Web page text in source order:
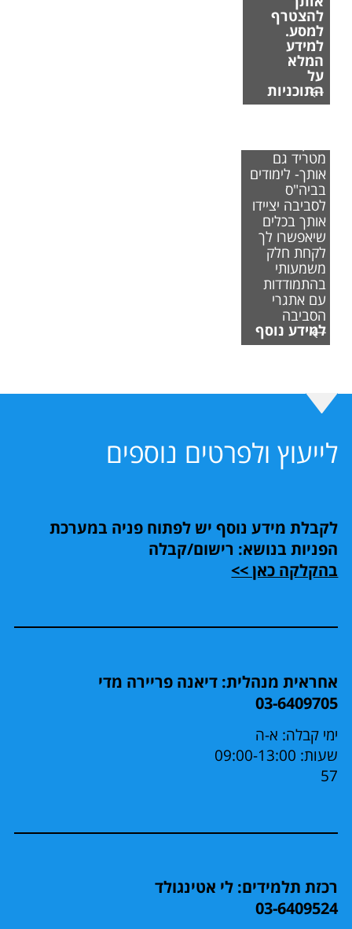
להצטרף
למסע.
למידע
המלא
על
התוכניות
מטריד גם
אותך- לימודים
בביה"ס
לסביבה יציידו
אותך בכלים
שיאפשרו לך
לקחת חלק
משמעותי
בהתמודדות
עם אתגרי
הסביבה
למידע נוסף
לייעוץ ולפרטים נוספים
לקבלת מידע נוסף יש לפתוח פניה במערכת
הפניות בנושא: רישום/קבלה
בהקלקה כאן >>
אחראית מנהלית: דיאנה פריירה מדי
03-6409705
ימי קבלה: א-ה
שעות: 09:00-13:00
57
רכזת תלמידים: לי אטינגולד
03-6409524